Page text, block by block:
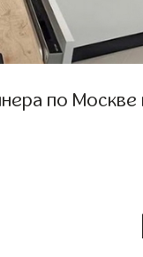
по Москве